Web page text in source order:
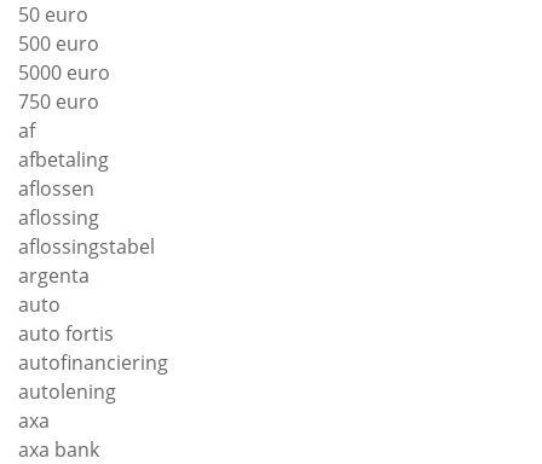
50 euro
500 euro
5000 euro
750 euro
af
afbetaling
aflossen
aflossing
aflossingstabel
argenta
auto
auto fortis
autofinanciering
autolening
axa
axa bank